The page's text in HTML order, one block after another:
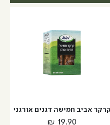
מקמח
מועשרים
בחלבון
Less
&
קרקר אביב חמישה דגנים אורגני
₪ 19.90